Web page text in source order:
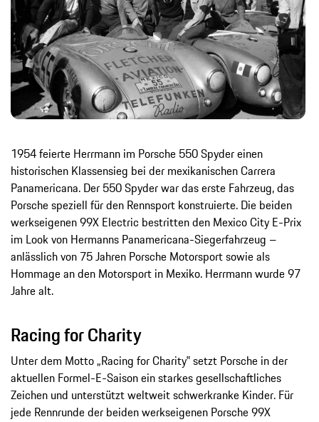
1954 feierte Herrmann im Porsche 550 Spyder einen
historischen Klassensieg bei der mexikanischen Carrera
Panamericana. Der 550 Spyder war das erste Fahrzeug, das
Porsche speziell für den Rennsport konstruierte. Die beiden
werkseigenen 99X Electric bestritten den Mexico City E-Prix
im Look von Hermanns Panamericana-Siegerfahrzeug –
anlässlich von 75 Jahren Porsche Motorsport sowie als
Hommage an den Motorsport in Mexiko. Herrmann wurde 97
Jahre alt.
Racing for Charity
Unter dem Motto „Racing for Charity‟ setzt Porsche in der
aktuellen Formel-E-Saison ein starkes gesellschaftliches
Zeichen und unterstützt weltweit schwerkranke Kinder. Für
jede Rennrunde der beiden werkseigenen Porsche 99X